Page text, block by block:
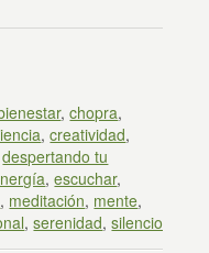
,chopra,
,creatividad,
despertando tu
,escuchar,
, meditación, mente,
,serenidad,silencio